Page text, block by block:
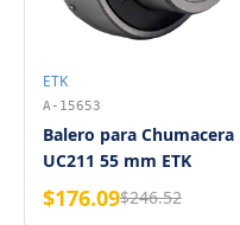
ETK
A-15653
Balero para Chumacera
UC211 55 mm ETK
$176.09$246.52